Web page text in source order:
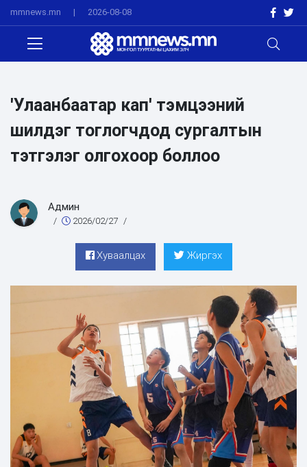
mmnews.mn | 2026-08-08
'Улаанбаатар кап' тэмцээний
шилдэг тоглогчдод сургалтын
тэтгэлэг олгохоор боллоо
Админ
/ 2026/02/27 /
Хуваалцах Жиргэх